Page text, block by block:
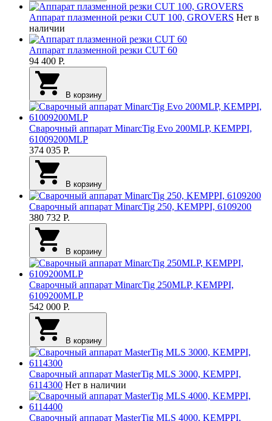
Аппарат плазменной резки CUT 100, GROVERS Нет в
наличии
Аппарат плазменной резки CUT 60
94 400 Р.
В корзину
Сварочный аппарат MinarcTig Evo 200MLP, KEMPPI,
61009200MLP
374 035 Р.
В корзину
Сварочный аппарат MinarcTig 250, KEMPPI, 6109200
380 732 Р.
В корзину
Сварочный аппарат MinarcTig 250MLP, KEMPPI,
6109200MLP
542 000 Р.
В корзину
Сварочный аппарат MasterTig MLS 3000, KEMPPI,
6114300 Нет в наличии
Сварочный аппарат MasterTig MLS 4000, KEMPPI,